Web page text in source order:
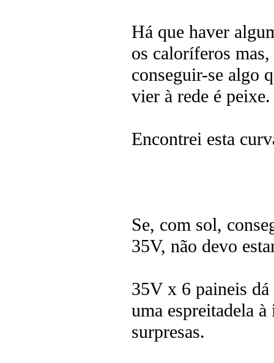
Há que haver
os caloríferos
conseguir-se algo
vier à rede é peixe.
Encontrei esta
Se, com sol,
35V, não devo
35V x 6 paineis dá
uma espreitadela
surpresas.